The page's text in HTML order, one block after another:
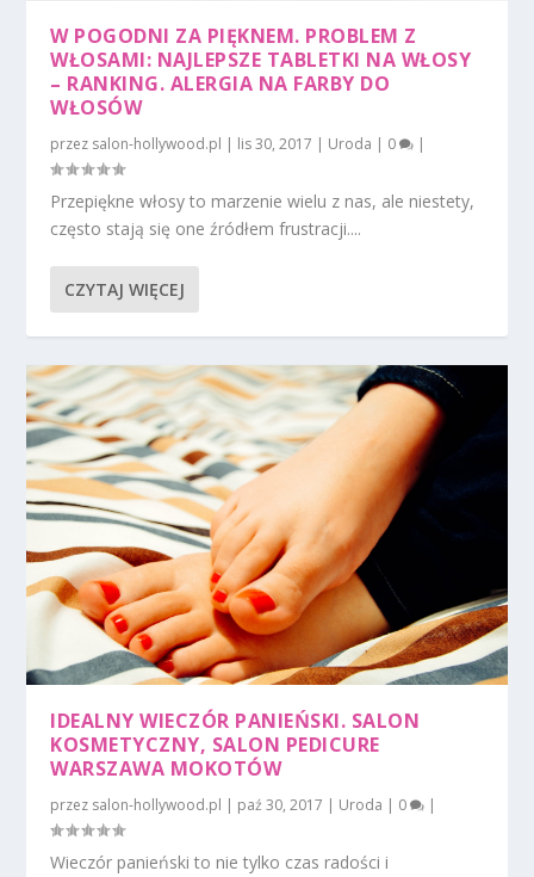
W POGODNI ZA PIĘKNEM. PROBLEM Z
WŁOSAMI: NAJLEPSZE TABLETKI NA WŁOSY
– RANKING. ALERGIA NA FARBY DO
WŁOSÓW
przez salon-hollywood.pl | lis 30, 2017 | Uroda | 0 |
Przepiękne włosy to marzenie wielu z nas, ale niestety,
często stają się one źródłem frustracji....
CZYTAJ WIĘCEJ
IDEALNY WIECZÓR PANIEŃSKI. SALON
KOSMETYCZNY, SALON PEDICURE
WARSZAWA MOKOTÓW
przez salon-hollywood.pl | paź 30, 2017 | Uroda | 0 |
Wieczór panieński to nie tylko czas radości i